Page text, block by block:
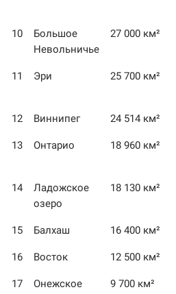
10
Большое
Невольничье
27 000 км²
11 Эри 25 700 км²
12 Виннипег 24 514 км²
13 Онтарио 18 960 км²
14
Ладожское
озеро
18 130 км²
15 Балхаш 16 400 км²
16 Восток 12 500 км²
17
Онежское
9 700 км²